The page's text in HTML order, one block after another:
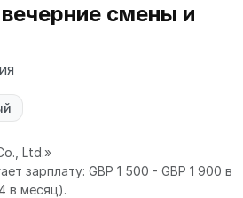
смены и
Ltd.»
зарплату: GBP 1 500 - GBP 1 900 в
в месяц).